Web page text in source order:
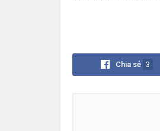
Chia sẻ 3